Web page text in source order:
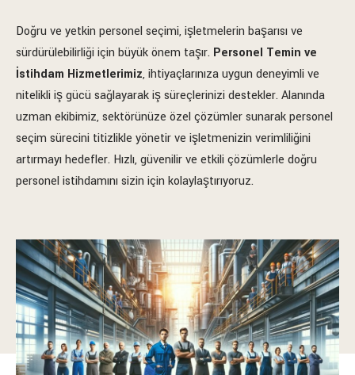
Doğru ve yetkin personel seçimi, işletmelerin başarısı ve
sürdürülebilirliği için büyük önem taşır. Personel Temin ve
İstihdam Hizmetlerimiz, ihtiyaçlarınıza uygun deneyimli ve
nitelikli iş gücü sağlayarak iş süreçlerinizi destekler. Alanında
uzman ekibimiz, sektörünüze özel çözümler sunarak personel
seçim sürecini titizlikle yönetir ve işletmenizin verimliliğini
artırmayı hedefler. Hızlı, güvenilir ve etkili çözümlerle doğru
personel istihdamını sizin için kolaylaştırıyoruz.